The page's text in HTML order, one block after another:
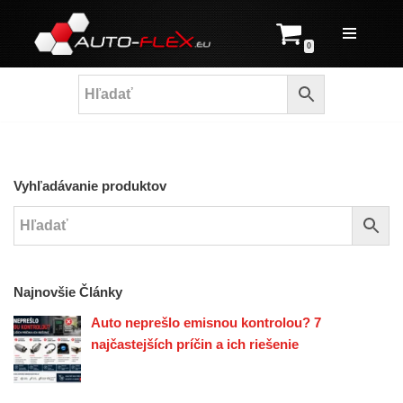
Prejsť
na
0
Vyhľadávanie produktov
Najnovšie Články
Auto neprešlo emisnou kontrolou? 7
najčastejších príčin a ich riešenie